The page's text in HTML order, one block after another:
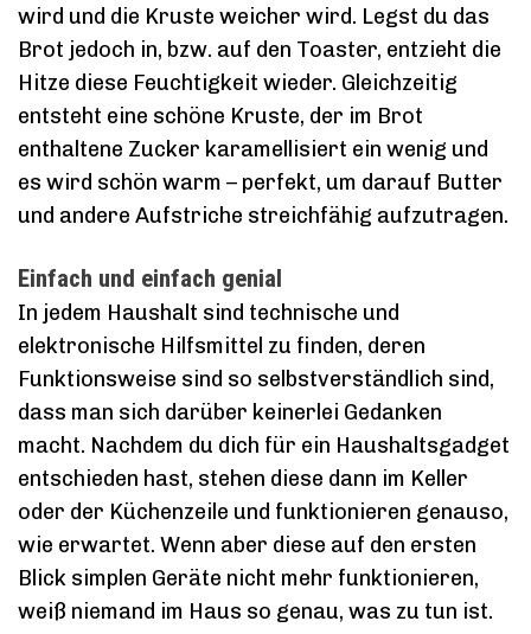
wird und die Kruste weicher wird. Legst du das
Brot jedoch in, bzw. auf den Toaster, entzieht die
Hitze diese Feuchtigkeit wieder. Gleichzeitig
entsteht eine schöne Kruste, der im Brot
enthaltene Zucker karamellisiert ein wenig und
es wird schön warm – perfekt, um darauf Butter
und andere Aufstriche streichfähig aufzutragen.
Einfach und einfach genial
In jedem Haushalt sind technische und
elektronische Hilfsmittel zu finden, deren
Funktionsweise sind so selbstverständlich sind,
dass man sich darüber keinerlei Gedanken
macht. Nachdem du dich für ein Haushaltsgadget
entschieden hast, stehen diese dann im Keller
oder der Küchenzeile und funktionieren genauso,
wie erwartet. Wenn aber diese auf den ersten
Blick simplen Geräte nicht mehr funktionieren,
weiß niemand im Haus so genau, was zu tun ist.